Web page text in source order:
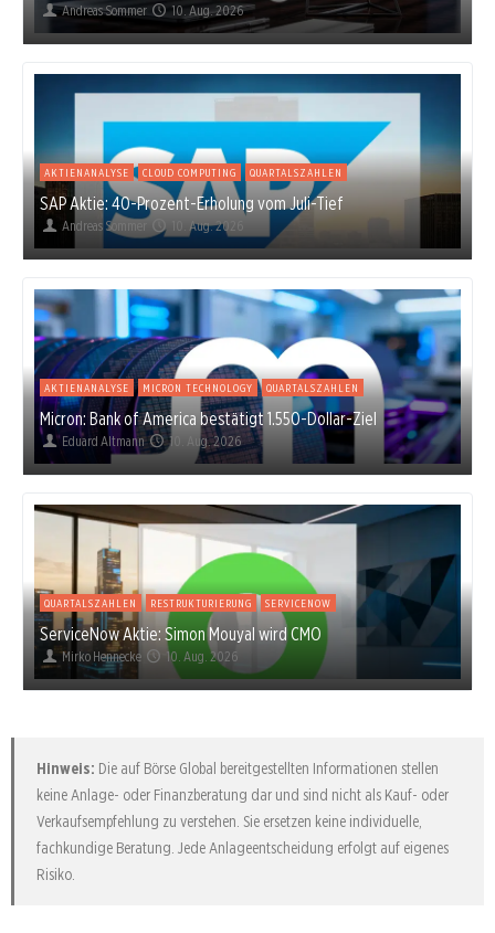
Andreas Sommer 10. Aug. 2026
AKTIENANALYSE CLOUD COMPUTING QUARTALSZAHLEN
SAP Aktie: 40-Prozent-Erholung vom Juli-Tief
Andreas Sommer 10. Aug. 2026
AKTIENANALYSE MICRON TECHNOLOGY QUARTALSZAHLEN
Micron: Bank of America bestätigt 1.550-Dollar-Ziel
Eduard Altmann 10. Aug. 2026
QUARTALSZAHLEN RESTRUKTURIERUNG SERVICENOW
ServiceNow Aktie: Simon Mouyal wird CMO
Mirko Hennecke 10. Aug. 2026
Hinweis: Die auf Börse Global bereitgestellten Informationen stellen
keine Anlage- oder Finanzberatung dar und sind nicht als Kauf- oder
Verkaufsempfehlung zu verstehen. Sie ersetzen keine individuelle,
fachkundige Beratung. Jede Anlageentscheidung erfolgt auf eigenes
Risiko.